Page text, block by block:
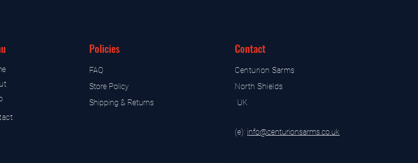
Policies
FAQ
Store Policy
Shipping & Returns
Contact
Centurion Sarms
North Shields
UK
(e): info@centurionsarms.co.uk